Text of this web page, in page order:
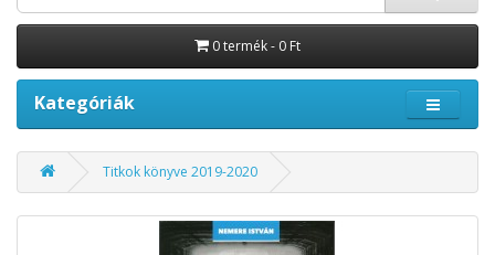
0 termék - 0 Ft
Kategóriák
Titkok könyve 2019-2020